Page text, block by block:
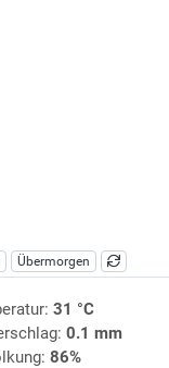
Übermorgen
31 °C
0.1 mm
86%